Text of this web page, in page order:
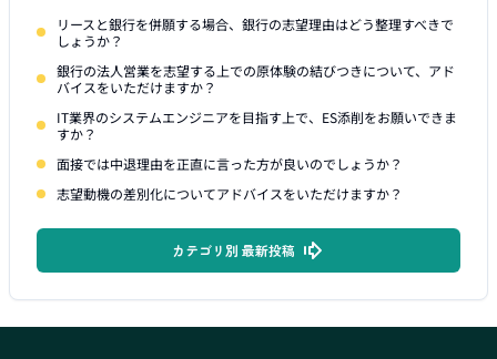
リースと銀行を併願する場合、銀行の志望理由はどう整理すべきで
しょうか？
銀行の法人営業を志望する上での原体験の結びつきについて、アド
バイスをいただけますか？
IT業界のシステムエンジニアを目指す上で、ES添削をお願いできま
すか？
面接では中退理由を正直に言った方が良いのでしょうか？
志望動機の差別化についてアドバイスをいただけますか？
カテゴリ別 最新投稿